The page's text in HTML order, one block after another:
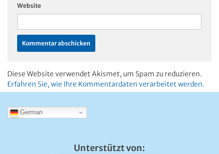
Website
Diese Website verwendet Akismet, um Spam zu reduzieren.
Erfahren Sie, wie Ihre Kommentardaten verarbeitet werden.
German
Unterstützt von: